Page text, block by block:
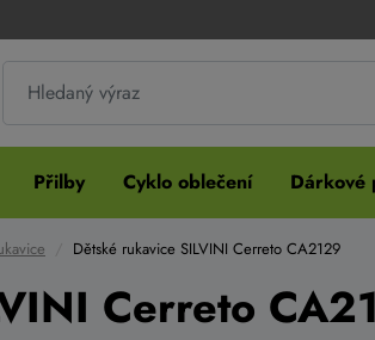
Přilby Cyklo oblečení Dárkové
Dětské rukavice SILVINI Cerreto CA2129
Cerreto